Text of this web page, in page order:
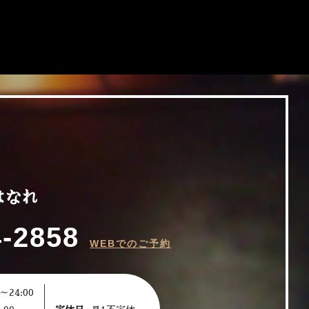
なれ
2858 WEBでのご予約
24:00